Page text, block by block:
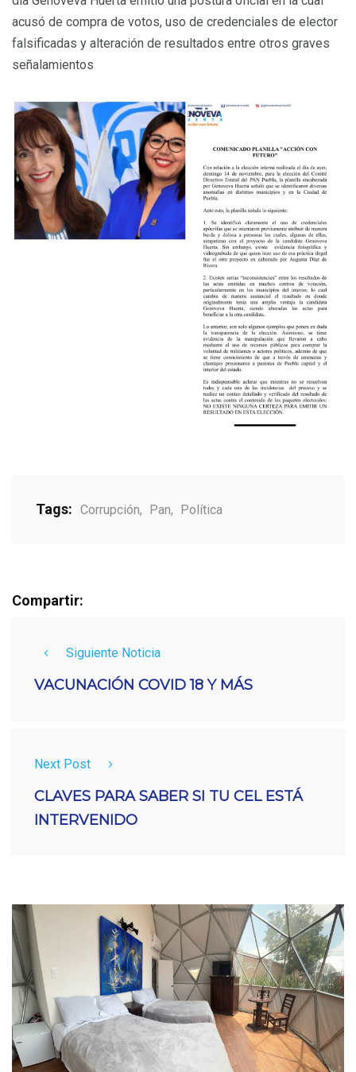
acusó de compra de votos, uso de credenciales de elector
falsificadas y alteración de resultados entre otros graves
señalamientos
Tags: Corrupción, Pan, Política
Compartir:
Siguiente Noticia
VACUNACIÓN COVID 18 Y MÁS
Next Post
CLAVES PARA SABER SI TU CEL ESTÁ
INTERVENIDO